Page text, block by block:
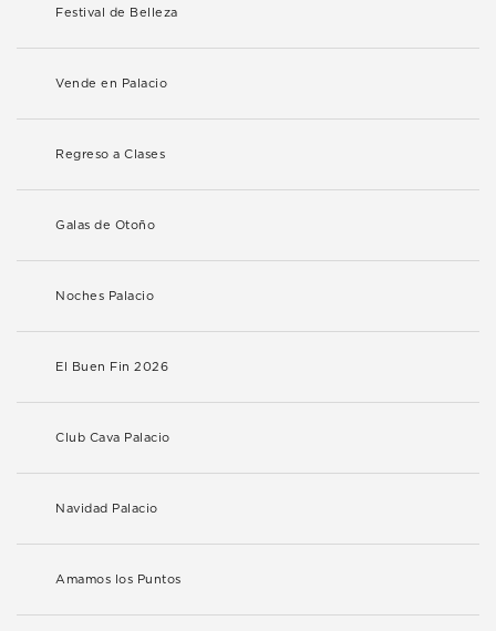
Festival de Belleza
Vende en Palacio
Regreso a Clases
Galas de Otoño
Noches Palacio
El Buen Fin 2026
Club Cava Palacio
Navidad Palacio
Amamos los Puntos